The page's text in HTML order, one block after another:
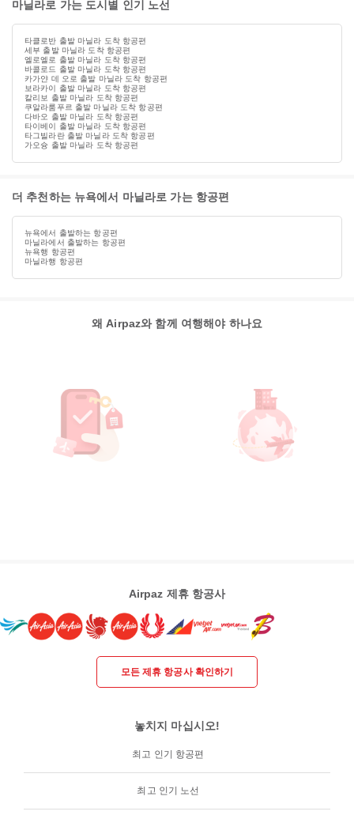
마닐라로 가는 도시별 인기 노선
타클로반 출발 마닐라 도착 항공편
세부 출발 마닐라 도착 항공편
엘로엘로 출발 마닐라 도착 항공편
바콜로드 출발 마닐라 도착 항공편
카가얀 데 오로 출발 마닐라 도착 항공편
보라카이 출발 마닐라 도착 항공편
칼리보 출발 마닐라 도착 항공편
쿠알라룸푸르 출발 마닐라 도착 항공편
다바오 출발 마닐라 도착 항공편
타이베이 출발 마닐라 도착 항공편
타그빌라란 출발 마닐라 도착 항공편
가오슝 출발 마닐라 도착 항공편
더 추천하는 뉴욕에서 마닐라로 가는 항공편
뉴욕에서 출발하는 항공편
마닐라에서 출발하는 항공편
뉴욕행 항공편
마닐라행 항공편
왜 Airpaz와 함께 여행해야 하나요
Airpaz 제휴 항공사
모든 제휴 항공사 확인하기
놓치지 마십시오!
최고 인기 항공편
최고 인기 노선